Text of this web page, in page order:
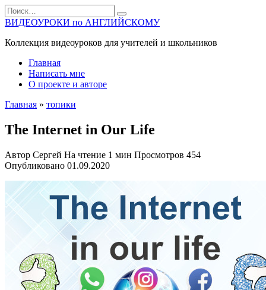
Перейти
к
содержанию
Search
for:
ВИДЕОУРОКИ по АНГЛИЙСКОМУ
Коллекция видеоуроков для учителей и школьников
Главная
Написать мне
О проекте и авторе
Главная » топики
The Internet in Our Life
Автор Сергей На чтение 1 мин Просмотров 454
Опубликовано 01.09.2020